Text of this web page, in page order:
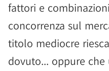
fattori e
concorrenza sul
titolo mediocre
dovuto... oppure